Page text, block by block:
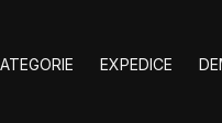
EXPEDICE